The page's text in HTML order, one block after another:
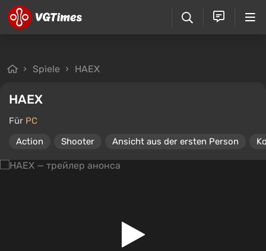
Spiele HAEX
HAEX
Für PC
Action
Shooter Ansicht aus der ersten Person